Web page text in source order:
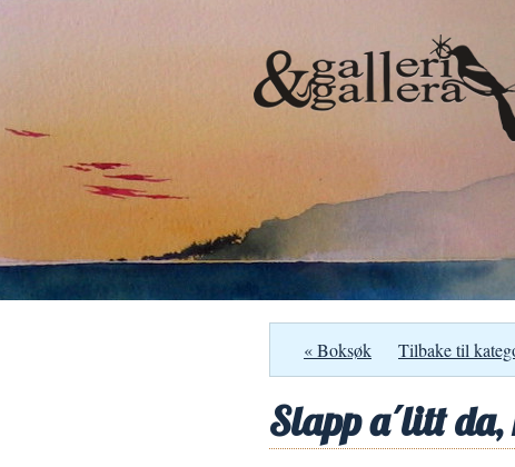
« Boksøk Tilbake til
Slapp a´litt